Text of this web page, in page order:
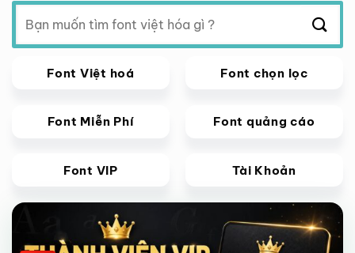
Tìm
kiếm:
Font Việt hoá Font chọn lọc
Font Miễn Phí Font quảng cáo
Font VIP Tài Khoản
Giảm giá!